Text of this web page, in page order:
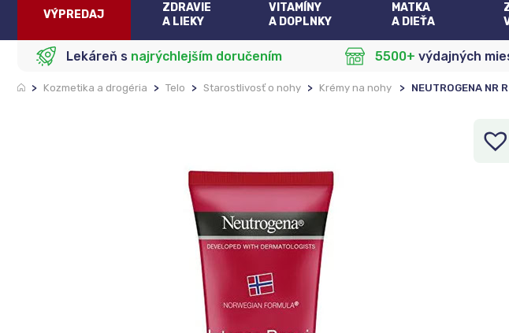
VÝPREDAJ
ZDRAVIE
A LIEKY
VITAMÍNY
A DOPLNKY
MATKA
A DIEŤA
Lekáreň s najrýchlejším doručením 5500+ výdajných
> Kozmetika a drogéria > Telo > Starostlivosť o nohy > Krémy na nohy > NEUTROGENA